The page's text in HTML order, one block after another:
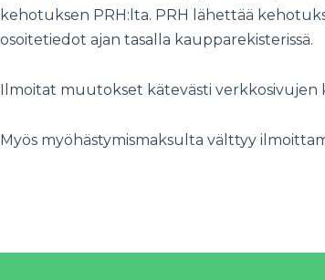
kehotuksen PRH:lta. PRH lähettää
osoitetiedot ajan tasalla kaupparekisterissä.
Ilmoitat muutokset kätevästi verkkosivujen
Myös myöhästymismaksulta välttyy